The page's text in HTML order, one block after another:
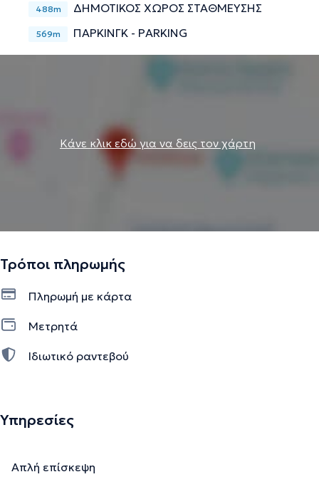
488m ΔΗΜΟΤΙΚΟΣ ΧΩΡΟΣ ΣΤΑΘΜΕΥΣΗΣ
569m ΠΑΡΚΙΝΓΚ - PARKING
Κάνε κλικ εδώ για να δεις τον χάρτη
Τρόποι πληρωμής
Πληρωμή με κάρτα
Μετρητά
Ιδιωτικό ραντεβού
Υπηρεσίες
Απλή επίσκεψη